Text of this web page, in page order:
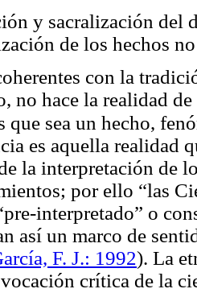
y sacralización del
de los hechos
con la
no hace la realidad
que sea un hecho,
es aquella realidad
la interpretación de
por ello “las
interpretado” o
así un marco de
F. J.: 1992). La
crítica de la